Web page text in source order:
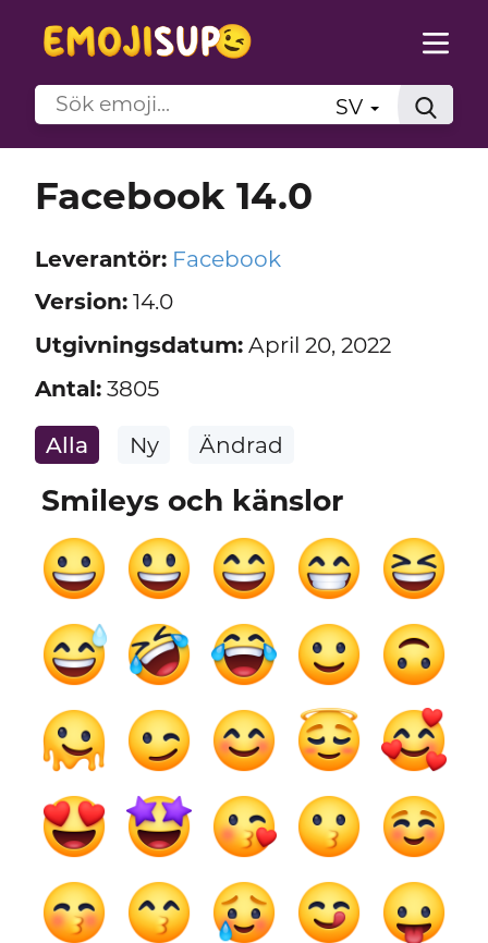
SV
Facebook 14.0
Leverantör: Facebook
Version:14.0
Utgivningsdatum:April 20, 2022
Antal:3805
Alla Ny Ändrad
Smileys och känslor